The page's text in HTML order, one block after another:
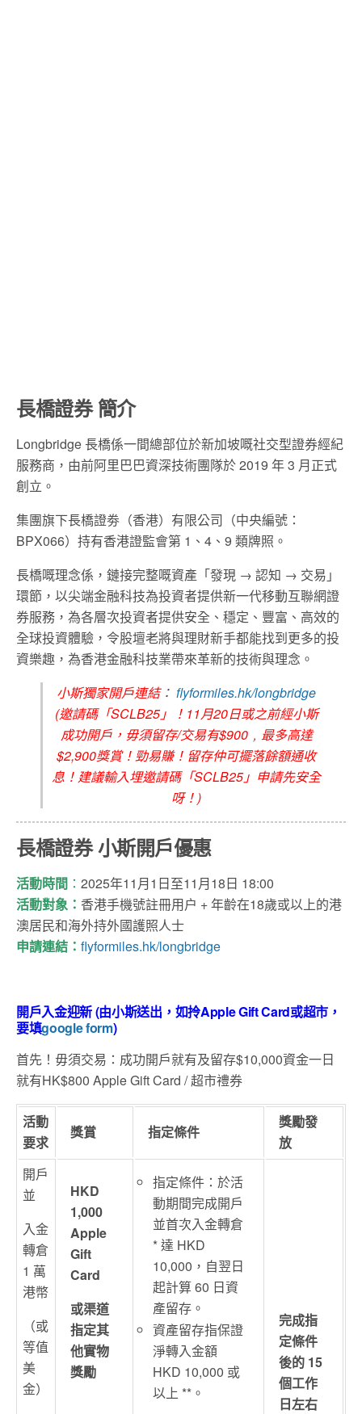
長橋證券 簡介
Longbridge 長橋係一間總部位於新加坡嘅社交型證券經紀
服務商，由前阿里巴巴資深技術團隊於 2019 年 3 月正式
創立。
集團旗下長橋證劵（香港）有限公司（中央編號：
BPX066）持有香港證監會第 1、4、9 類牌照。
長橋嘅理念係，鏈接完整嘅資產「發現 → 認知 → 交易」
環節，以尖端金融科技為投資者提供新一代移動互聯網證
券服務，為各層次投資者提供安全、穩定、豐富、高效的
全球投資體驗，令股壇老將與理財新手都能找到更多的投
資樂趣，為香港金融科技業帶來革新的技術與理念。
小斯獨家開戶連結： flyformiles.hk/longbridge
(邀請碼「SCLB25」！11月20日或之前經小斯
成功開戶，毋須留存/交易有$900﹐最多高達
$2,900獎賞！勁易賺！留存仲可擺落餘額通收
息！建議輸入埋邀請碼「SCLB25」申請先安全
呀！)
長橋證券 小斯開戶優惠
活動時間 ： 2025年11月1日至11月18日 18:00
活動對象： 香港手機號註冊用户 + 年齡在18歲或以上的港
澳居民和海外持外國護照人士
申請連結： flyformiles.hk/longbridge
開戶入金迎新 (由小斯送出，如拎Apple Gift Card或超市，
要填google form)
首先！毋須交易：成功開戶就有及留存$10,000資金一日
就有HK$800 Apple Gift Card / 超市禮券
活動
要求
獎賞 指定條件
獎勵發
放
開戶
並
入金
轉倉
1 萬
港幣
（或
等值
美
金）
HKD
1,000
Apple
Gift
Card
或渠道
指定其
他實物
獎勵
指定條件：於活
動期間完成開戶
並首次入金轉倉
* 達 HKD
10,000，自翌日
起計算 60 日資
產留存。
資產留存指保證
淨轉入金額
HKD 10,000 或
以上 **。
完成指
定條件
後的 15
個工作
日左右